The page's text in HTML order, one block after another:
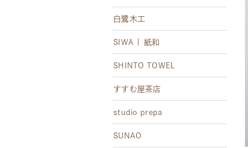
白鷺木工
SIWA | 紙和
SHINTO TOWEL
すすむ屋茶店
studio prepa
SUNAO